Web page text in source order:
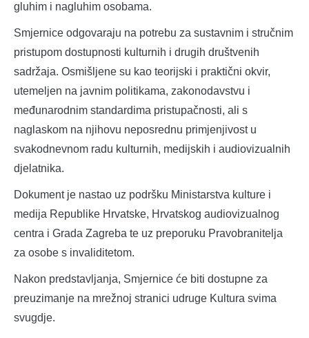
gluhim i nagluhim osobama.
Smjernice odgovaraju na potrebu za sustavnim i stručnim
pristupom dostupnosti kulturnih i drugih društvenih
sadržaja. Osmišljene su kao teorijski i praktični okvir,
utemeljen na javnim politikama, zakonodavstvu i
međunarodnim standardima pristupačnosti, ali s
naglaskom na njihovu neposrednu primjenjivost u
svakodnevnom radu kulturnih, medijskih i audiovizualnih
djelatnika.
Dokument je nastao uz podršku Ministarstva kulture i
medija Republike Hrvatske, Hrvatskog audiovizualnog
centra i Grada Zagreba te uz preporuku Pravobranitelja
za osobe s invaliditetom.
Nakon predstavljanja, Smjernice će biti dostupne za
preuzimanje na mrežnoj stranici udruge Kultura svima
svugdje.